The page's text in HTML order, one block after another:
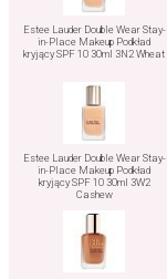
Estee Lauder Double Wear Stay-
in-Place Makeup Podkład
kryjący SPF 10 30ml 3N2 Wheat
Estee Lauder Double Wear Stay-
in-Place Makeup Podkład
kryjący SPF 10 30ml 3W2
Cashew